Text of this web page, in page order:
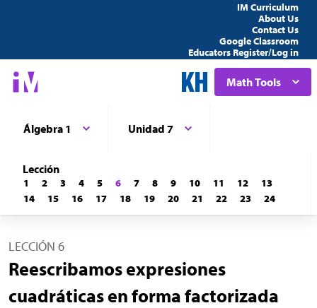
IM Curriculum
About Us
Contact Us
Google Classroom
Educators Register/Log in
Math Tools
Álgebra 1 Unidad 7
Lección
1 2 3 4 5 6 7 8 9 10 11 12
13
14
15 16 17 18 19 20 21 22 23 24
LECCIÓN 6
Reescribamos expresiones
cuadráticas en forma factorizada